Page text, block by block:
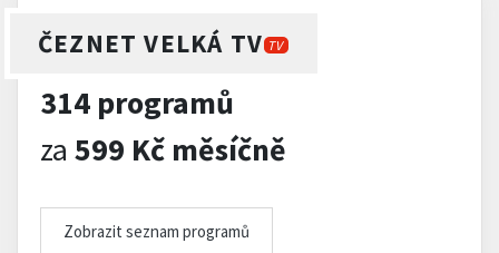
ČEZNET VELKÁ TV TV
314 programů
za 599 Kč měsíčně
Zobrazit seznam programů